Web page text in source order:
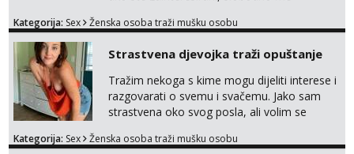
broj☎️:+385 92 451 2472
Kategorija: Sex Ženska osoba traži mušku osobu
Strastvena djevojka traži opuštanje
Tražim nekoga s kime mogu dijeliti interese i
razgovarati o svemu i svačemu. Jako sam
strastvena oko svog posla, ali volim se
Voljela bi naci nekoga pa da se nemoram
Kategorija: Sex Ženska osoba traži mušku osobu